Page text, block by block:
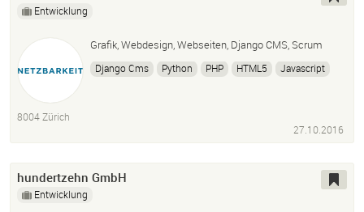
Entwicklung
Grafik, Webdesign, Webseiten, Django CMS, Scrum
Django Cms Python PHP HTML5 Javascript
8004 Zürich
27.10.2016
hundertzehn GmbH
Entwicklung